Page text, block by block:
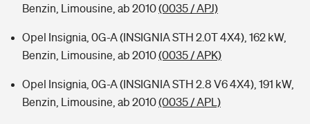
Benzin, Limousine, ab 2010(0035 / APJ)
Opel Insignia, 0G-A (INSIGNIA STH 2.0T 4X4), 162 kW,
Benzin, Limousine, ab 2010(0035 / APK)
Opel Insignia, 0G-A (INSIGNIA STH 2.8 V6 4X4), 191 kW,
Benzin, Limousine, ab 2010(0035 / APL)